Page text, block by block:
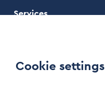
Services
Customer area
Cookie settings